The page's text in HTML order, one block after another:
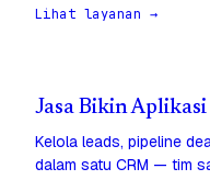
Lihat layanan →
Jasa Bikin
Kelola leads, pipeline
dalam satu CRM — tim